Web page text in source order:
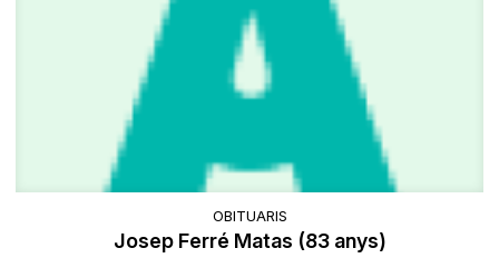
OBITUARIS
Josep Ferré Matas (83 anys)